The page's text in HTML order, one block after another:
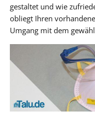
gestaltet und wie
obliegt Ihren
Umgang mit dem